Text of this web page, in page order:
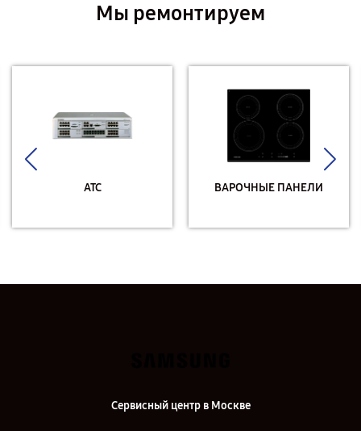
Мы ремонтируем
АТС ВАРОЧНЫЕ ПАНЕЛИ
Сервисный центр в Москве